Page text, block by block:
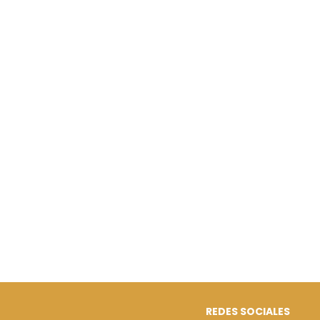
REDES SOCIALES